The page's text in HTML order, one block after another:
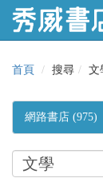
首頁 搜尋 文
網路書店 (975)